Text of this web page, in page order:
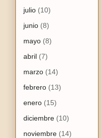
julio (10)
junio (8)
mayo (8)
abril (7)
marzo (14)
febrero (13)
enero (15)
diciembre (10)
noviembre (14)